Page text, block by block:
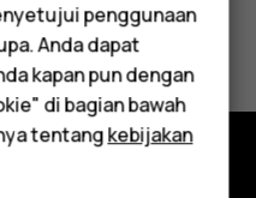
penggunaan
Anda dapat
kapan pun dengan
di bagian bawah
tentangkebijakan